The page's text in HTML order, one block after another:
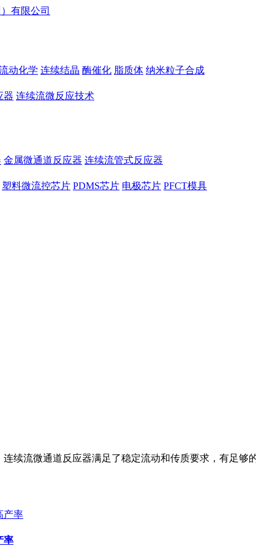
动化学 连续结晶 酶催化 脂质体 纳米粒子合成
器 连续流微反应技术
金属微通道反应器 连续流管式反应器
塑料微流控芯片 PDMS芯片 电极芯片 PFCT模具
续流微通道反应器满足了稳定流动和传质要求，有足
率